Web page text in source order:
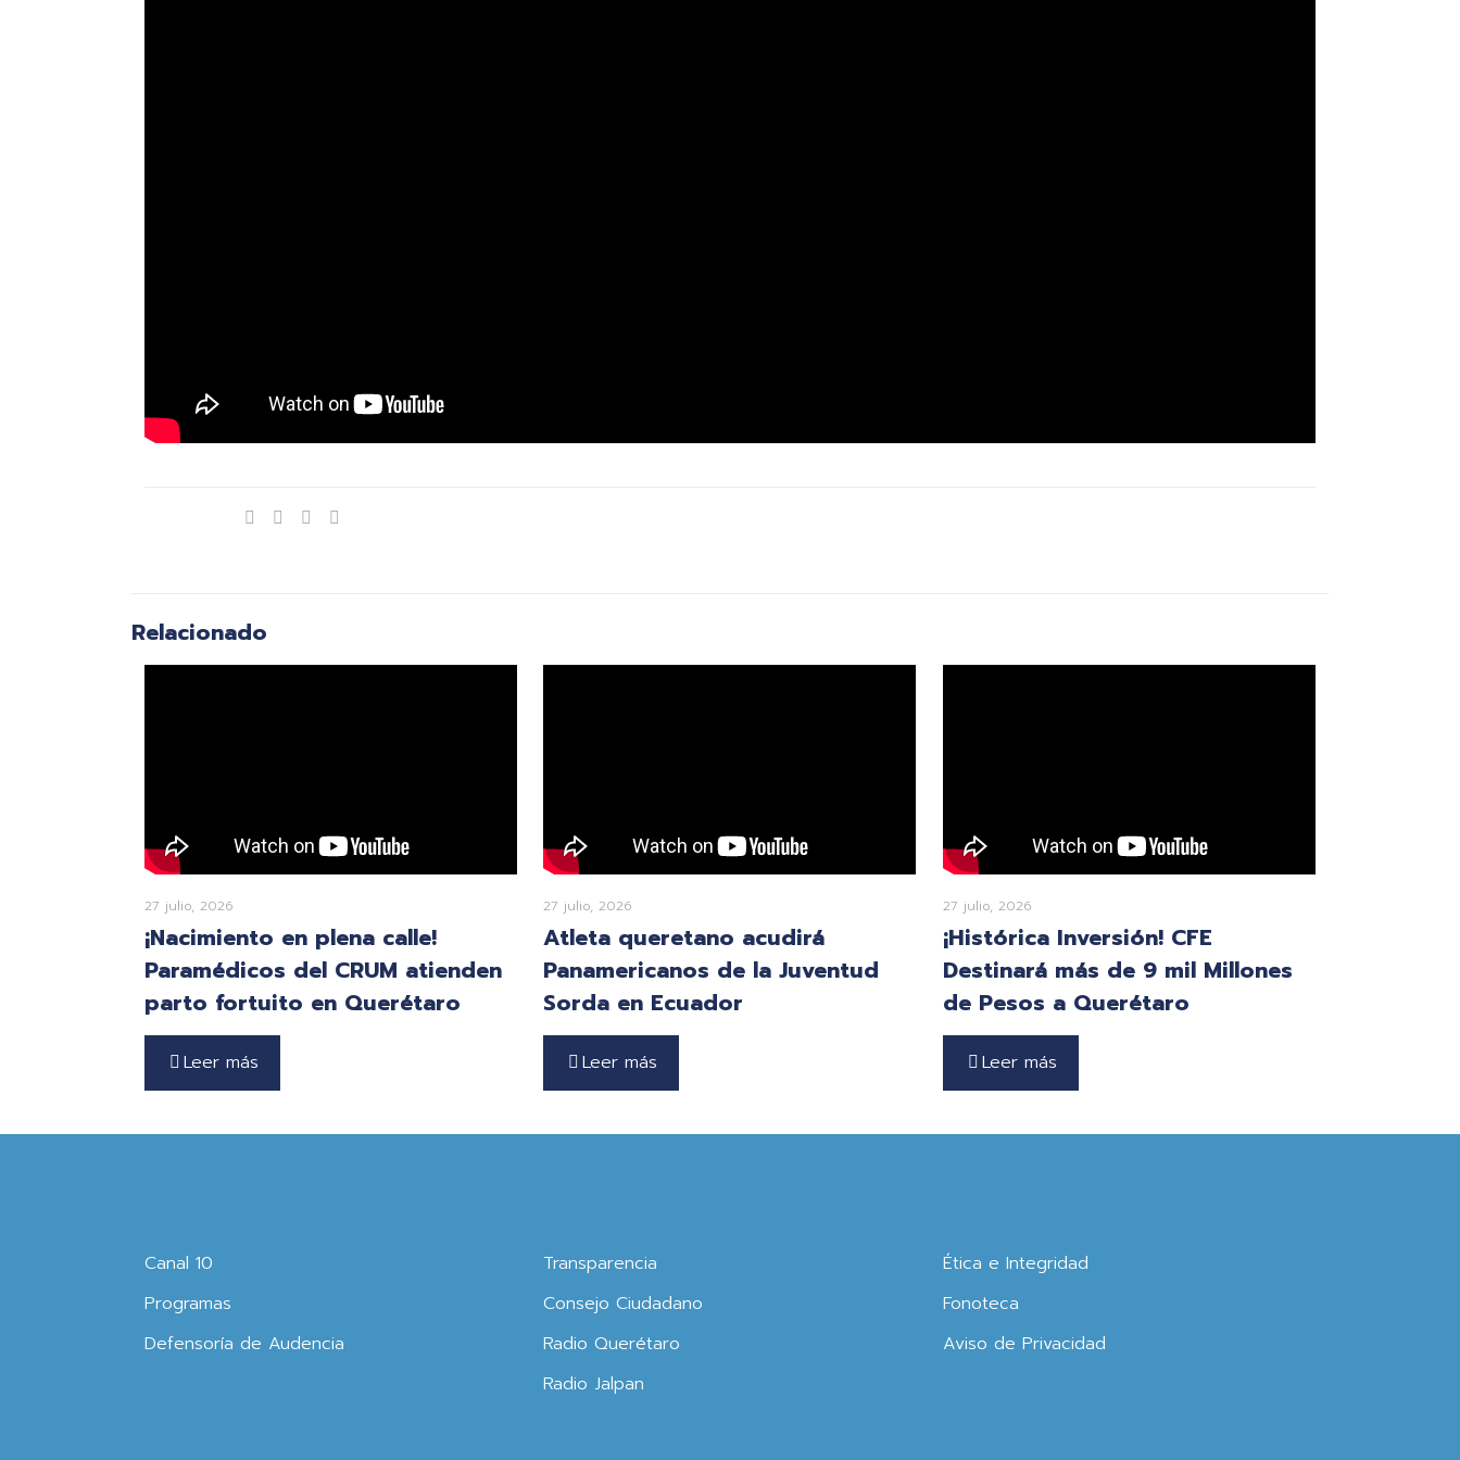
Relacionado
27 julio, 2026
¡Nacimiento en plena calle!
Paramédicos del CRUM atienden
parto fortuito en Querétaro
Leer más
27 julio, 2026
Atleta queretano acudirá
Panamericanos de la Juventud
Sorda en Ecuador
Leer más
27 julio, 2026
¡Histórica Inversión! CFE
Destinará más de 9 mil Millones
de Pesos a Querétaro
Leer más
Canal 10
Programas
Defensoría de Audencia
Transparencia
Consejo Ciudadano
Radio Querétaro
Radio Jalpan
Ética e Integridad
Fonoteca
Aviso de Privacidad